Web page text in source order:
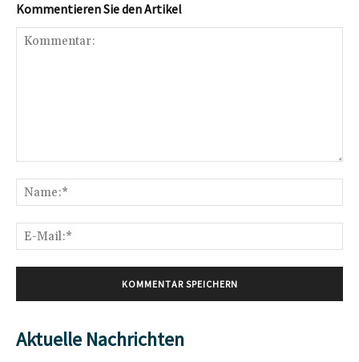
Kommentieren Sie den Artikel
Aktuelle Nachrichten